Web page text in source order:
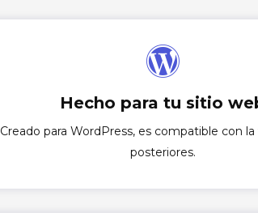
Hecho para tu sitio
Creado para WordPress, es compatible con la
posteriores.